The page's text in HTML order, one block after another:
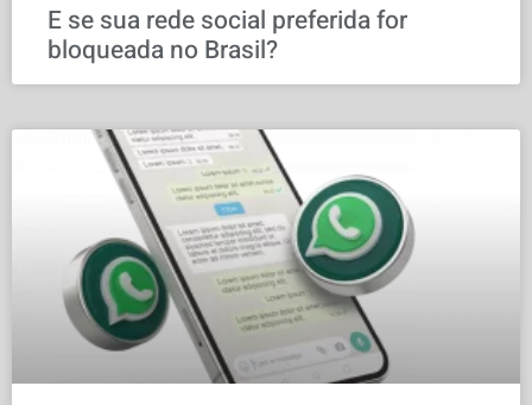
E se sua rede social preferida for
bloqueada no Brasil?